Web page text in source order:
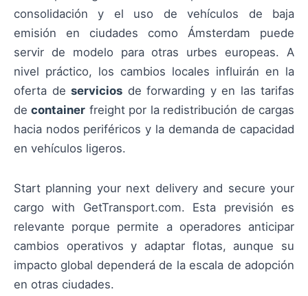
consolidación y el uso de vehículos de baja
emisión en ciudades como Ámsterdam puede
servir de modelo para otras urbes europeas. A
nivel práctico, los cambios locales influirán en la
oferta de servicios de forwarding y en las tarifas
decontainer freight por la redistribución de cargas
hacia nodos periféricos y la demanda de capacidad
en vehículos ligeros.
Start planning your next delivery and secure your
cargo with GetTransport.com. Esta previsión es
relevante porque permite a operadores anticipar
cambios operativos y adaptar flotas, aunque su
impacto global dependerá de la escala de adopción
en otras ciudades.